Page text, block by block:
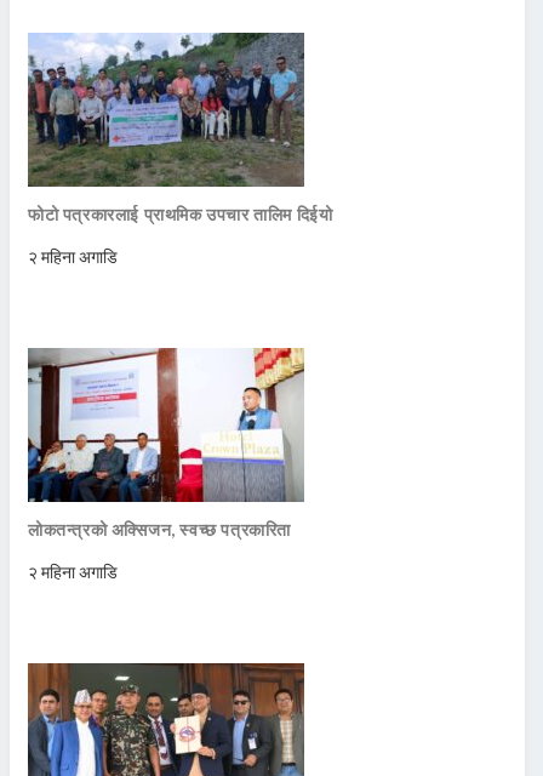
फोटो पत्रकारलाई प्राथमिक उपचार तालिम दिईयो
२ महिना अगाडि
लोकतन्त्रको अक्सिजन, स्वच्छ पत्रकारिता
२ महिना अगाडि